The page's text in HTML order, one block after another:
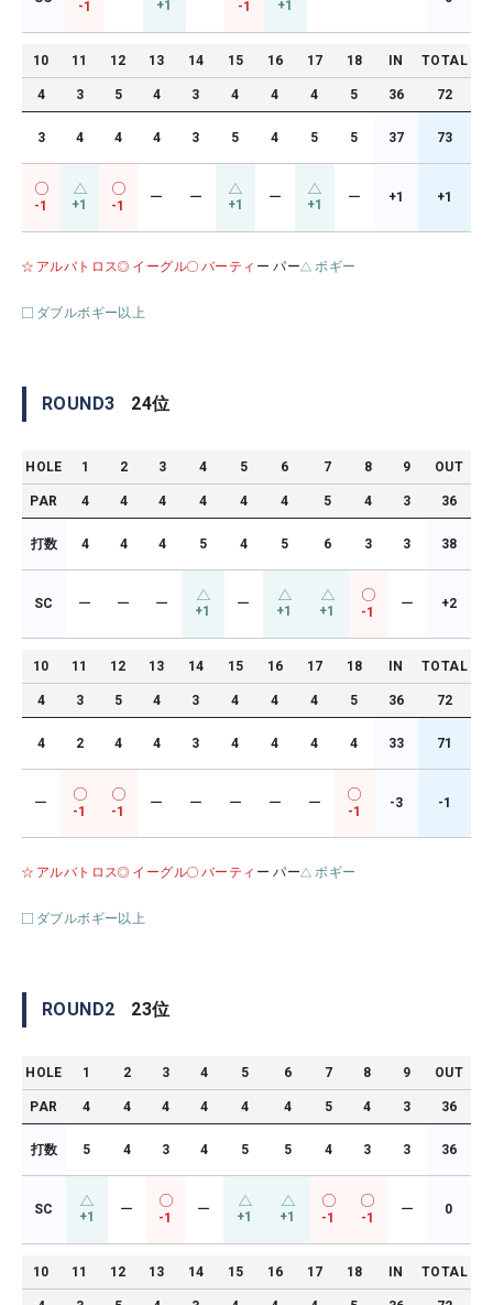
-1 +1 -1 +1
10 11 12 13 14 15 16 17 18 IN TOTAL
4 3 5 4 3 4 4 4 5 36 72
3 4 4 4 3 5 4 5 5 37 73
-1 +1 -1
ー ー +1 ー +1 ー +1 +1
アルバトロス イーグル バーティ ー パー ボギー
ダブルボギー以上
ROUND3 24位
HOLE 1 2 3 4 5 6 7 8 9 OUT
PAR 4 4 4 4 4 4 5 4 3 36
打数 4 4 4 5 4 5 6 3 3 38
SC ー ー ー +1 ー +1 +1 -1
ー +2
10 11 12 13 14 15 16 17 18 IN TOTAL
4 3 5 4 3 4 4 4 5 36 72
4 2 4 4 3 4 4 4 4 33 71
ー
-1 -1
ー ー ー ー ー
-1
-3 -1
アルバトロス イーグル バーティ ー パー ボギー
ダブルボギー以上
ROUND2 23位
HOLE 1 2 3 4 5 6 7 8 9 OUT
PAR 4 4 4 4 4 4 5 4 3 36
打数 5 4 3 4 5 5 4 3 3 36
SC +1 ー
-1
ー +1 +1 -1 -1
ー 0
10 11 12 13 14 15 16 17 18 IN TOTAL